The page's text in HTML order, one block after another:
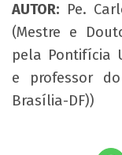
AUTOR: Pe.
(Mestre e
pela Pontifícia
e professor
Brasília-DF))